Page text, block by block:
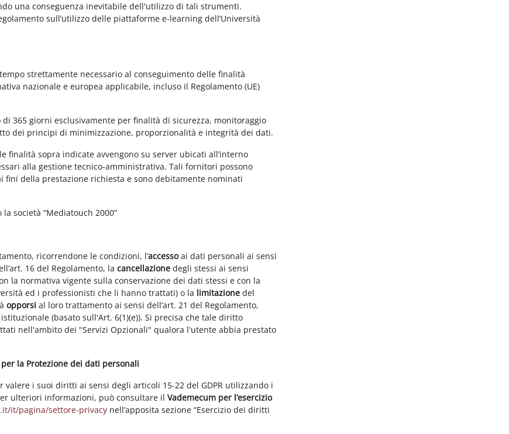
una conseguenza inevitabile dell'utilizzo di tali strumenti.
sull’utilizzo delle piattaforme e-learning dell’Università
strettamente necessario al conseguimento delle finalità
nazionale e europea applicabile, incluso il Regolamento (UE)
365 giorni esclusivamente per finalità di sicurezza, monitoraggio
dei principi di minimizzazione, proporzionalità e integrità dei dati.
finalità sopra indicate avvengono su server ubicati all’interno
alla gestione tecnico-amministrativa. Tali fornitori possono
della prestazione richiesta e sono debitamente nominati
società “Mediatouch 2000”
ricorrendone le condizioni, l’accessoai dati personali ai sensi
16 del Regolamento, lacancellazione degli stessi ai sensi
la normativa vigente sulla conservazione dei dati stessi e con la
ed i professionisti che li hanno trattati) o la limitazione del
opporsi al loro trattamento ai sensi dell’art. 21 del Regolamento,
(basato sull'Art. 6(1)(e)). Si precisa che tale diritto
nell'ambito dei "Servizi Opzionali" qualora l'utente abbia prestato
la Protezione dei dati personali
i suoi diritti ai sensi degli articoli 15-22 del GDPR utilizzando i
ulteriori informazioni, può consultare ilVademecum per l’esercizio
it/pagina/settore-privacy nell’apposita sezione “Esercizio dei diritti